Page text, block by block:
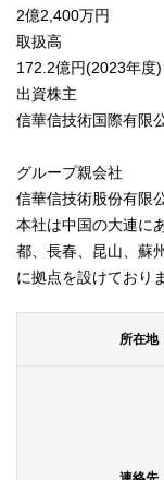
2億2,400万円
取扱高
172.2億円(2023年度)
出資株主
信華信技術国際有限
グループ親会社
信華信技術股份有限
本社は中国の大連に
都、長春、昆山、蘇
に拠点を設けており
所在地